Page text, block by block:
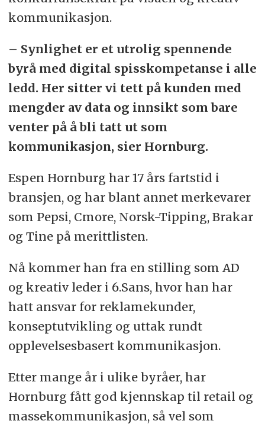
kommunikasjon.
– Synlighet er et utrolig spennende
byrå med digital spisskompetanse i alle
ledd. Her sitter vi tett på kunden med
mengder av data og innsikt som bare
venter på å bli tatt ut som
kommunikasjon, sier Hornburg.
Espen Hornburg har 17 års fartstid i
bransjen, og har blant annet merkevarer
som Pepsi, Cmore, Norsk-Tipping, Brakar
og Tine på merittlisten.
Nå kommer han fra en stilling som AD
og kreativ leder i 6.Sans, hvor han har
hatt ansvar for reklamekunder,
konseptutvikling og uttak rundt
opplevelsesbasert kommunikasjon.
Etter mange år i ulike byråer, har
Hornburg fått god kjennskap til retail og
massekommunikasjon, så vel som